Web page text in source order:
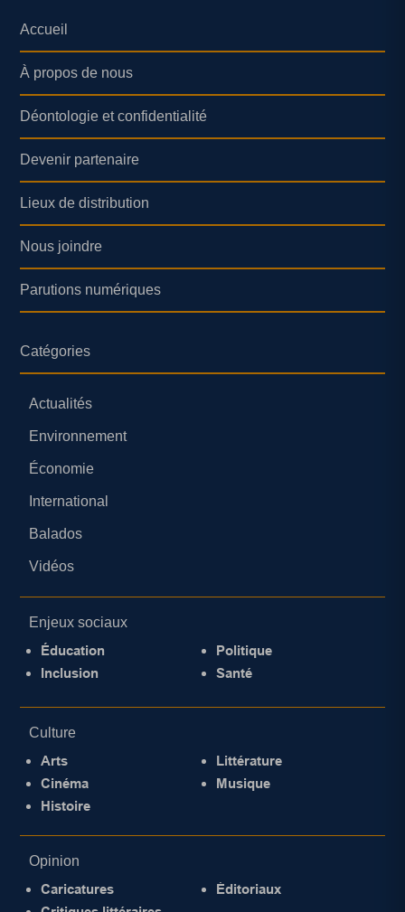
Accueil
À propos de nous
Déontologie et confidentialité
Devenir partenaire
Lieux de distribution
Nous joindre
Parutions numériques
Catégories
Actualités
Environnement
Économie
International
Balados
Vidéos
Enjeux sociaux
Éducation
Inclusion
Politique
Santé
Culture
Arts
Cinéma
Histoire
Littérature
Musique
Opinion
Caricatures
Éditoriaux